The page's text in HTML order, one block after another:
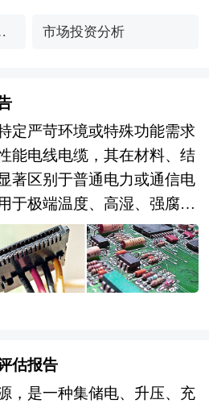
市场投资分析
定严苛环境或特殊功能需求
能电线电缆，其在材料、结
著区别于普通电力或通信电
于极端温度、高湿、强腐
应力或高安全性要求的场
温、阻燃、低烟无卤、防
蚁、抗电磁干扰、高柔韧
及耐化学腐蚀等一种或多种
、辐照交联聚烯烃等）、新
构、屏蔽层优化、铠装保
估报告
，是一种集储电、升压、充